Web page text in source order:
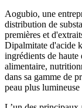
Aogubio, une
distribution de
premières et
Dipalmitate d'acide
ingrédients de
alimentaire,
dans sa gamme de
peau plus